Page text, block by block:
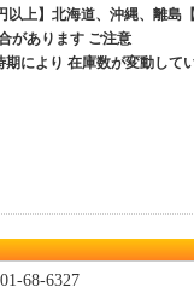
以上】北海道、沖縄、離
合があります ご注意
により 在庫数が変動し
68-6327